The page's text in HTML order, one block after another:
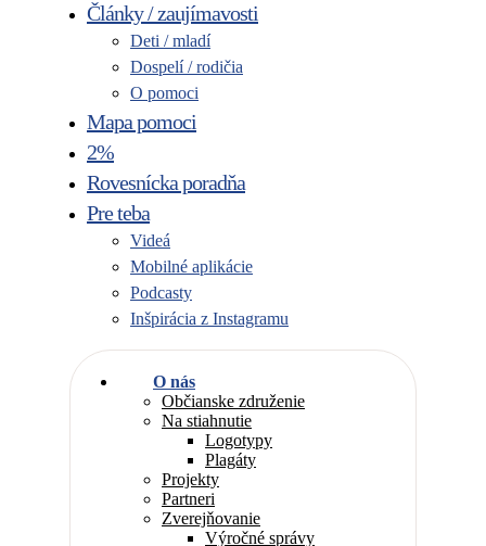
Články / zaujímavosti
Deti / mladí
Dospelí / rodičia
O pomoci
Mapa pomoci
2%
Rovesnícka poradňa
Pre teba
Videá
Mobilné aplikácie
Podcasty
Inšpirácia z Instagramu
O nás
Občianske združenie
Na stiahnutie
Logotypy
Plagáty
Projekty
Partneri
Zverejňovanie
Výročné správy